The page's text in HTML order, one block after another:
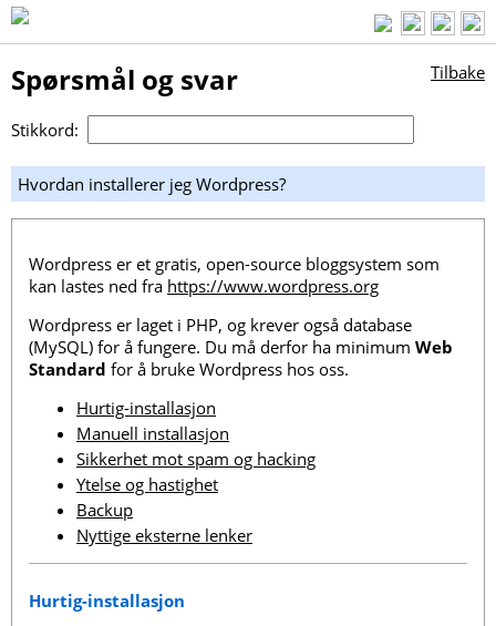
Spørsmål og svar Tilbake
Stikkord:
Hvordan installerer jeg Wordpress?
Wordpress er et gratis, open-source bloggsystem som
kan lastes ned fra https://www.wordpress.org
Wordpress er laget i PHP, og krever også database
(MySQL) for å fungere. Du må derfor ha minimum Web
Standard for å bruke Wordpress hos oss.
Hurtig-installasjon
Manuell installasjon
Sikkerhet mot spam og hacking
Ytelse og hastighet
Backup
Nyttige eksterne lenker
Hurtig-installasjon